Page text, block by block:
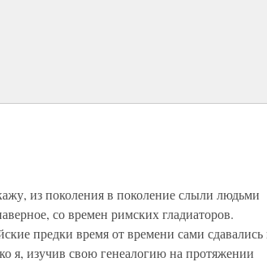
из поколения в поколение слыли людьми
со времен римских гладиаторов.
предки время от времени сами сдавались
я, изучив свою генеалогию на протяжении